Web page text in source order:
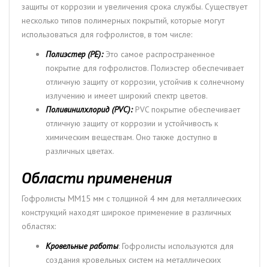
защиты от коррозии и увеличения срока службы. Существует
несколько типов полимерных покрытий, которые могут
использоваться для гофролистов, в том числе:
Полиэстер (PE): Это самое распространенное
покрытие для гофролистов. Полиэстер обеспечивает
отличную защиту от коррозии, устойчив к солнечному
излучению и имеет широкий спектр цветов.
Поливинилхлорид (PVC): PVC покрытие обеспечивает
отличную защиту от коррозии и устойчивость к
химическим веществам. Оно также доступно в
различных цветах.
Области применения
Гофролисты ММ15 мм с толщиной 4 мм для металлических
конструкций находят широкое применение в различных
областях:
Кровельные работы: Гофролисты используются для
создания кровельных систем на металлических